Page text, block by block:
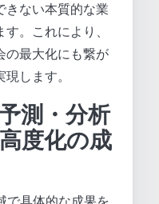
きない本質的な業
。これにより、
の最大化にも繋が
します。
測・分析
度化の成